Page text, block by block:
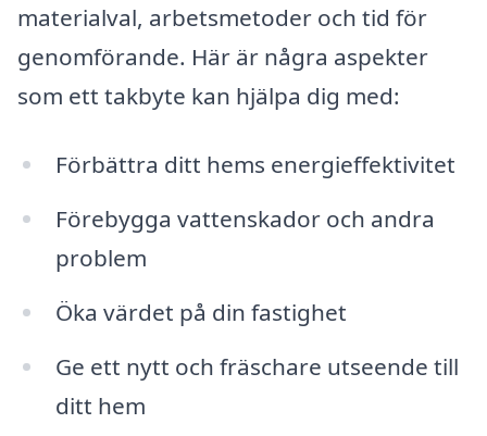
materialval, arbetsmetoder och tid för
genomförande. Här är några aspekter
som ett takbyte kan hjälpa dig med:
Förbättra ditt hems energieffektivitet
Förebygga vattenskador och andra
problem
Öka värdet på din fastighet
Ge ett nytt och fräschare utseende till
ditt hem